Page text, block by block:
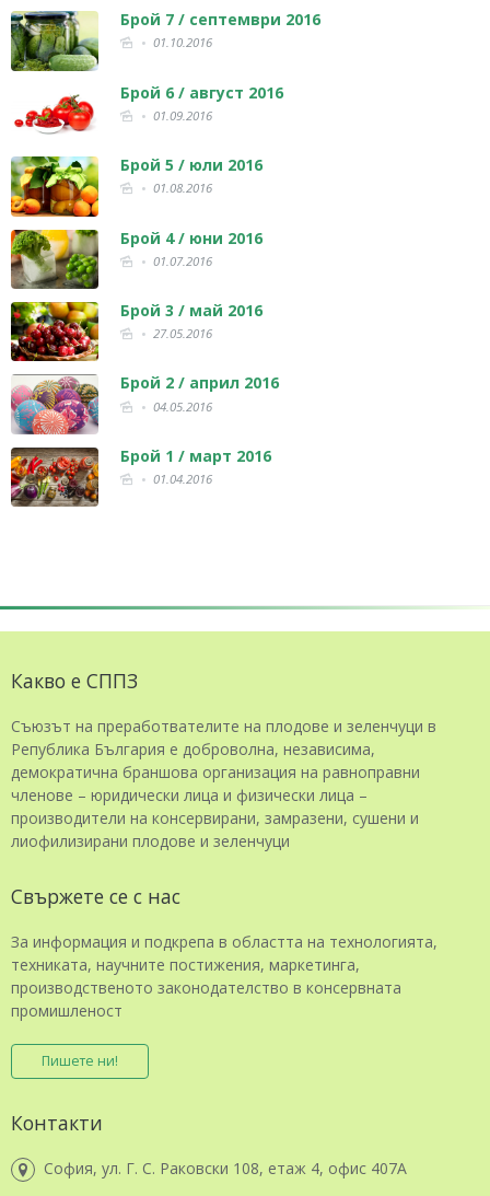
Брой 7 / септември 2016
01.10.2016
Брой 6 / август 2016
01.09.2016
Брой 5 / юли 2016
01.08.2016
Брой 4 / юни 2016
01.07.2016
Брой 3 / май 2016
27.05.2016
Брой 2 / април 2016
04.05.2016
Брой 1 / март 2016
01.04.2016
Какво е СППЗ
Съюзът на преработвателите на плодове и зеленчуци в
Република България е доброволна, независима,
демократична браншова организация на равноправни
членове – юридически лица и физически лица –
производители на консервирани, замразени, сушени и
лиофилизирани плодове и зеленчуци
Свържете се с нас
За информация и подкрепа в областта на технологията,
техниката, научните постижения, маркетинга,
производственото законодателство в консервната
промишленост
Пишете ни!
Контакти
София, ул. Г. С. Раковски 108, етаж 4, офис 407А